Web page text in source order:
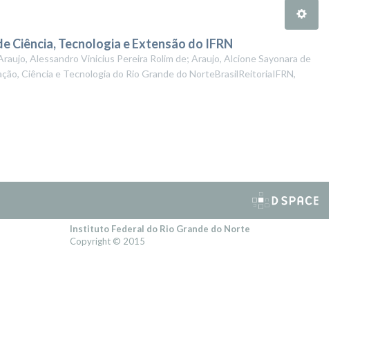
Ciência, Tecnologia e Extensão do IFRN
Alessandro Vinicius Pereira Rolim de; Araujo, Alcione Sayonara de
Ciência e Tecnologia do Rio Grande do NorteBrasilReitoriaIFRN,
Instituto Federal do Rio Grande do Norte
Copyright © 2015